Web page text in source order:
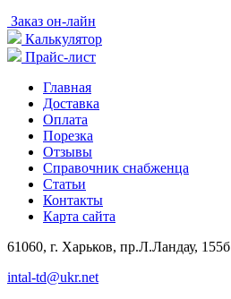
Заказ он-лайн
Калькулятор
Прайс-лист
Главная
Доставка
Оплата
Порезка
Отзывы
Справочник снабженца
Статьи
Контакты
Карта сайта
61060, г. Харьков, пр.Л.Ландау, 155б
intal-td@ukr.net